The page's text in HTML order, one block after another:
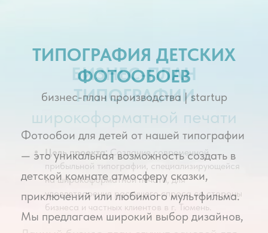
БИЗНЕС-ПЛАН
ТИПОГРАФИИ
широкоформатной печати
Цель проекта:Создание современной,
прибыльной типографии, специализирующейся
на широкоформатной печати, для
удовлетворения растущего спроса со стороны
бизнеса и частных клиентов в г. Тюмень.